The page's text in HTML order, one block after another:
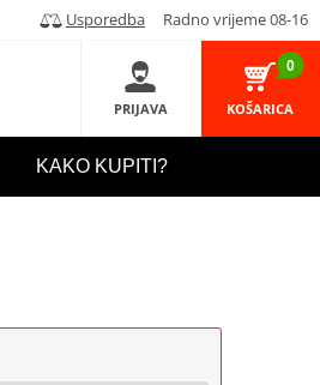
Usporedba Radno vrijeme 08-16
PRIJAVA
0
KOŠARICA
KAKO KUPITI?